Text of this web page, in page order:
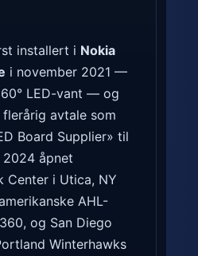
installert i Nokia
i november 2021 —
LED-vant — og
avtale som
Board Supplier» til
2024 åpnet
Center i Utica, NY
AHL-
og San Diego
Winterhawks